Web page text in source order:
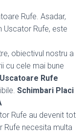
Rufe. Asadar,
Uscator Rufe, este
obiectivul nostru a
cu cele mai bune
Rufe
Schimbari Placi
Rufe au devenit tot
Rufe necesita multa